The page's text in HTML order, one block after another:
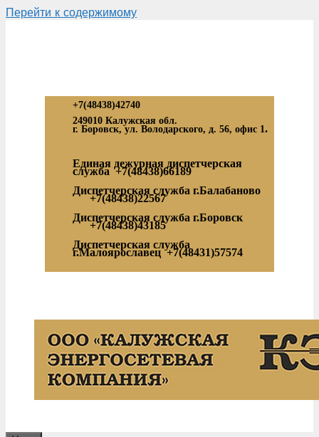
Перейти к содержимому
+7(48438)42740
249010 Калужская обл.
г. Боровск, ул. Володарского, д. 56, офис 1.
Единая дежурная диспетчерская
служба+7(48438)66189
Диспетчерская служба г.Балабаново
+7(48438)22567
Диспетчерская служба г.Боровск
+7(48438)43185
Диспетчерская служба
г.Малоярославец+7(48431)57574